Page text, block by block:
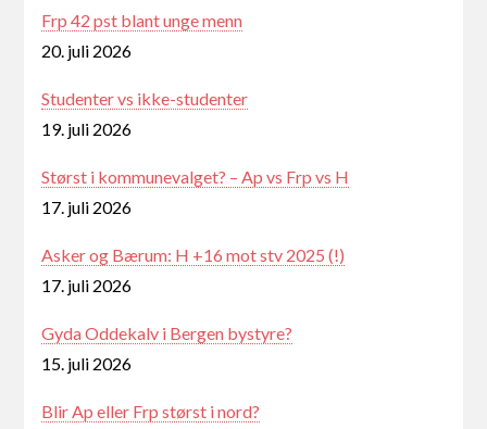
Frp 42 pst blant unge menn
20. juli 2026
Studenter vs ikke-studenter
19. juli 2026
Størst i kommunevalget? – Ap vs Frp vs H
17. juli 2026
Asker og Bærum: H +16 mot stv 2025 (!)
17. juli 2026
Gyda Oddekalv i Bergen bystyre?
15. juli 2026
Blir Ap eller Frp størst i nord?